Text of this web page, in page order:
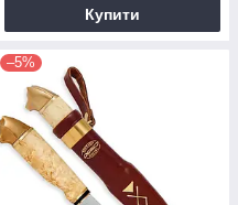
Купити
–5%